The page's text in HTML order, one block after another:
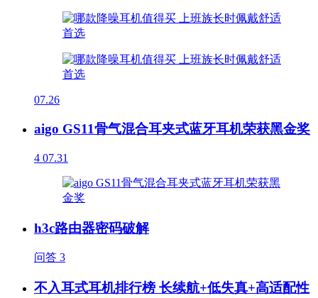
07.26
aigo GS11骨气混合耳夹式蓝牙耳机荣获黑金奖
4 07.31
h3c路由器密码破解
问答 3
不入耳式耳机排行榜 长续航+低失真+高适配性